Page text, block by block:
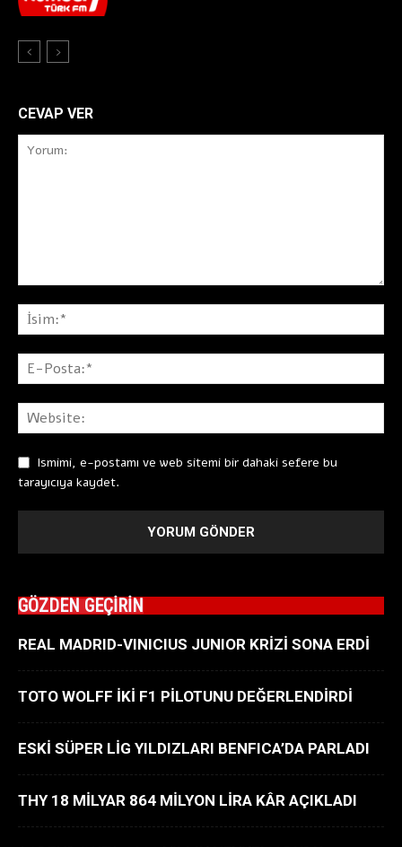
CEVAP VER
Ismimi, e-postamı ve web sitemi bir dahaki sefere bu
tarayıcıya kaydet.
GÖZDEN GEÇİRİN
REAL MADRID-VINICIUS JUNIOR KRİZİ SONA ERDİ
TOTO WOLFF İKİ F1 PİLOTUNU DEĞERLENDİRDİ
ESKİ SÜPER LİG YILDIZLARI BENFICA’DA PARLADI
THY 18 MİLYAR 864 MİLYON LİRA KÂR AÇIKLADI